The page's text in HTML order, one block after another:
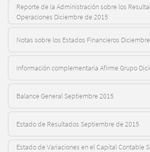
Reporte de la Administración sobre los
Operaciones Diciembre de 2015
Notas sobre los Estados Financieros
Información complementaria Afirme Grupo
Balance General Septiembre 2015
Estado de Resultados Septiembre de 2015
Estado de Variaciones en el Capital Contable